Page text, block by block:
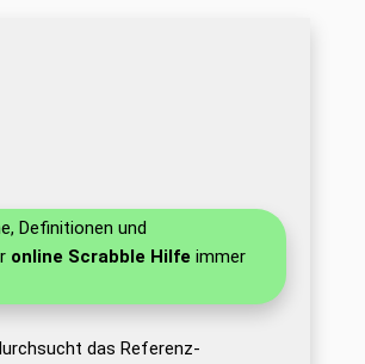
Definitionen und
online Scrabble Hilfe immer
das Referenz-